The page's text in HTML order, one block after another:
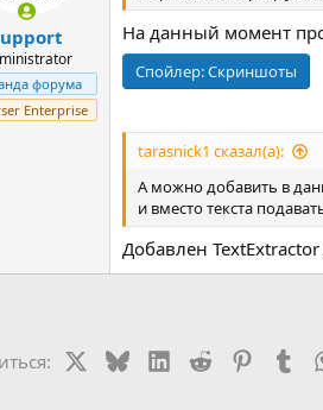
форума
Enterprise
На данный момент
Спойлер:Скриншоты
tarasnick1 сказал(а):
А можно добавить в
и вместо текста
Добавлен
BlueskyLinkedIn
Reddit